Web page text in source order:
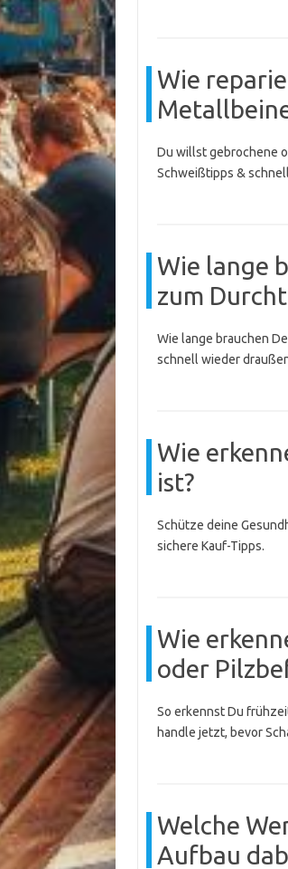
Wie
Du willst gebrochene
Schweißtipps &
Wie lange
zum
Wie lange brauchen
schnell wieder
Wie
ist?
Schütze deine
sichere Kauf-Tipps.
Wie
oder
So erkennst Du
handle jetzt, bevor
Welche
Aufbau